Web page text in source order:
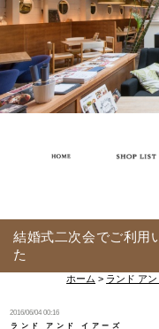
結婚式二次会でご利用
た
ホーム > ランド ア
2016/06/04 00:16
ランド アンド イアーズ